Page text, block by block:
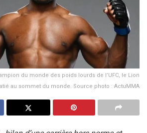
du monde des poids lourds de l’UFC, le Lion
au sommet du monde. Source photo : ActuMMA